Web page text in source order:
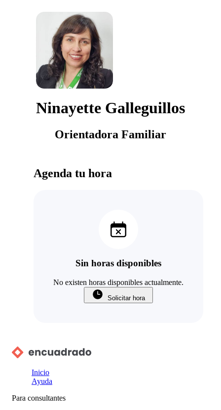
Ninayette Galleguillos
Orientadora Familiar
Agenda tu hora
Sin horas disponibles
No existen horas disponibles actualmente.
Solicitar hora
Inicio
Ayuda
Para consultantes